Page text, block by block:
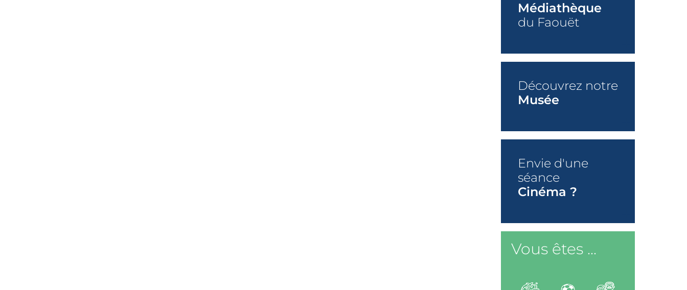
Médiathèque
du Faouët
Découvrez notre
Musée
Envie d'une
séance
Cinéma ?
Vous êtes ...